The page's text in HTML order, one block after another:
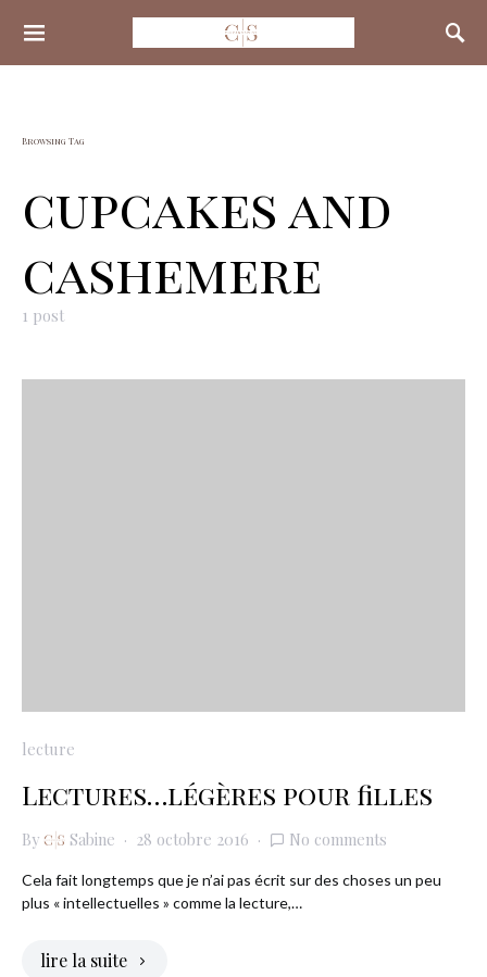
Search for:
Browsing Tag
cupcakes and
cashemere
1 post
lecture
Lectures…légères pour filles
By Sabine 28 octobre 2016 No comments
Cela fait longtemps que je n’ai pas écrit sur des choses un peu
plus « intellectuelles » comme la lecture,…
lire la suite